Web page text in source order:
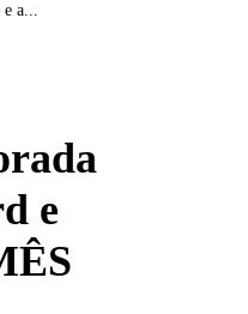
a...
e